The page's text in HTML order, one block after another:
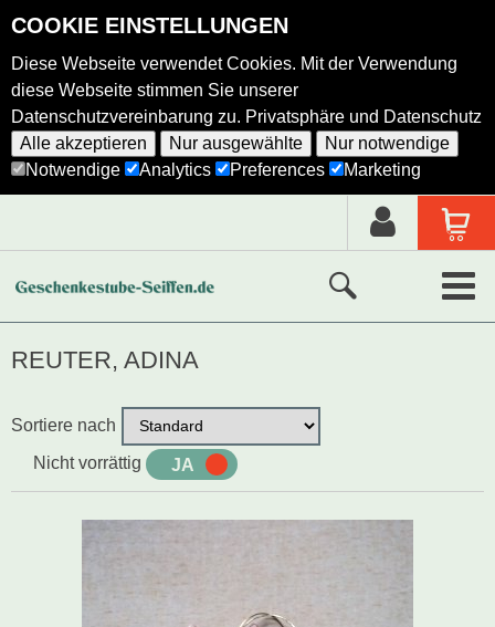
COOKIE EINSTELLUNGEN
Diese Webseite verwendet Cookies. Mit der Verwendung
diese Webseite stimmen Sie unserer
Datenschutzvereinbarung zu. Privatsphäre und Datenschutz
Alle akzeptieren
Nur ausgewählte
Nur notwendige
Notwendige
Analytics Preferences Marketing
Alle Produkte
Holzkunst nach Hersteller
Räucherfiguren
REUTER, ADINA
Sortiere nach
Nicht vorrättig JA